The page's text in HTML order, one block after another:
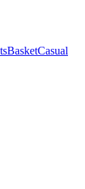
BasketCasual